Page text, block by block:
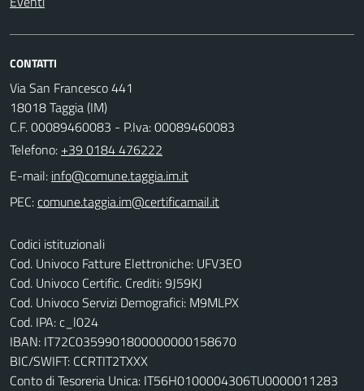
CONTATTI
Via San Francesco 441
18018 Taggia (IM)
C.F. 00089460083 - P.Iva: 00089460083
Telefono: +39 0184 476222
E-mail:
PEC:
Codici istituzionali
Cod. Univoco Fatture Elettroniche: UFV3EO
Cod. Univoco Certific. Crediti: 9J59KJ
Cod. Univoco Servizi Demografici: M9MLPX
Cod. IPA: c_l024
IBAN: IT72C0359901800000000158670
BIC/SWIFT: CCRTIT2TXXX
Conto di Tesoreria Unica: IT56H0100004306TU0000011283